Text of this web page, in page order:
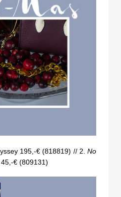
195,-€ (818819) // 2. No
€ (809131)